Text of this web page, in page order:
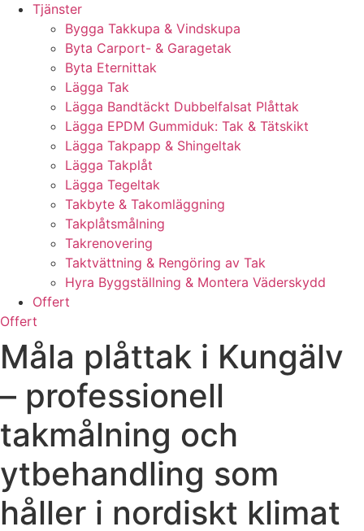
Tjänster
Bygga Takkupa & Vindskupa
Byta Carport- & Garagetak
Byta Eternittak
Lägga Tak
Lägga Bandtäckt Dubbelfalsat Plåttak
Lägga EPDM Gummiduk: Tak & Tätskikt
Lägga Takpapp & Shingeltak
Lägga Takplåt
Lägga Tegeltak
Takbyte & Takomläggning
Takplåtsmålning
Takrenovering
Taktvättning & Rengöring av Tak
Hyra Byggställning & Montera Väderskydd
Offert
Offert
Måla plåttak i Kungälv
– professionell
takmålning och
ytbehandling som
håller i nordiskt klimat